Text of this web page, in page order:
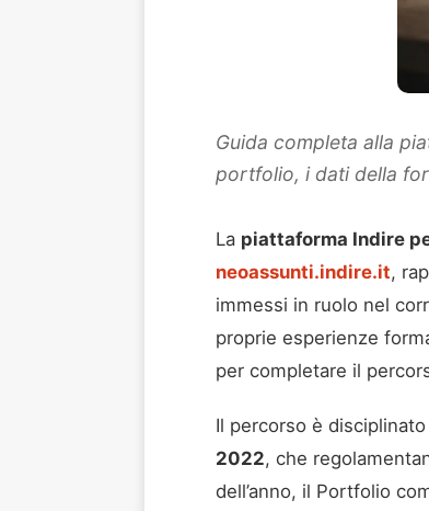
Guida completa alla
portfolio, i dati della
La piattaforma Indire
neoassunti.indire.it,
immessi in ruolo nel
proprie esperienze
per completare il
Il percorso è disciplinato
2022, che
dell’anno, il Portfolio